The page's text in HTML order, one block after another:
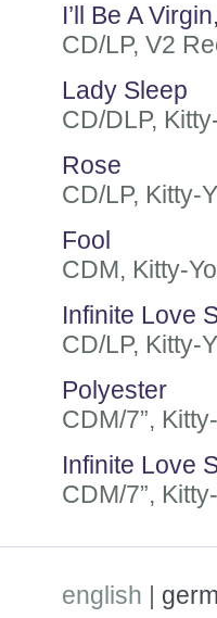
I’ll Be A
CD/LP, V2
Lady Sleep
CD/DLP,
Rose
CD/LP, Kitty-
Fool
CDM, Kitty-
Infinite Love
CD/LP, Kitty-
Polyester
CDM/7”,
Infinite Love
CDM/7”,
english